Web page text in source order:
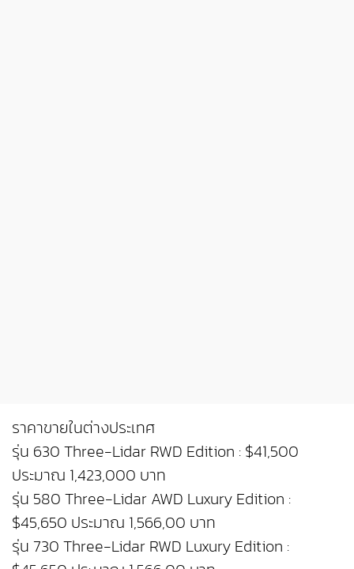
ราคาขายในต่างประเทศ
รุ่น 630 Three-Lidar RWD Edition : $41,500
ประมาณ 1,423,000 บาท
รุ่น 580 Three-Lidar AWD Luxury Edition :
$45,650 ประมาณ 1,566,00 บาท
รุ่น 730 Three-Lidar RWD Luxury Edition :